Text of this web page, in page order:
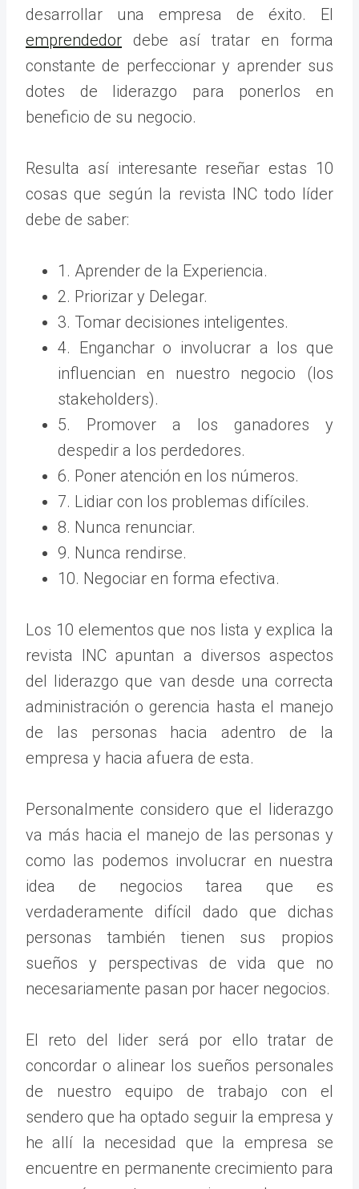
desarrollar una empresa de éxito. El
emprendedor debe así tratar en forma
constante de perfeccionar y aprender sus
dotes de liderazgo para ponerlos en
beneficio de su negocio.
Resulta así interesante reseñar estas 10
cosas que según la revista INC todo líder
debe de saber:
1. Aprender de la Experiencia.
2. Priorizar y Delegar.
3. Tomar decisiones inteligentes.
4. Enganchar o involucrar a los que
influencian en nuestro negocio (los
stakeholders).
5. Promover a los ganadores y
despedir a los perdedores.
6. Poner atención en los números.
7. Lidiar con los problemas difíciles.
8. Nunca renunciar.
9. Nunca rendirse.
10. Negociar en forma efectiva.
Los 10 elementos que nos lista y explica la
revista INC apuntan a diversos aspectos
del liderazgo que van desde una correcta
administración o gerencia hasta el manejo
de las personas hacia adentro de la
empresa y hacia afuera de esta.
Personalmente considero que el liderazgo
va más hacia el manejo de las personas y
como las podemos involucrar en nuestra
idea de negocios tarea que es
verdaderamente difícil dado que dichas
personas también tienen sus propios
sueños y perspectivas de vida que no
necesariamente pasan por hacer negocios.
El reto del lider será por ello tratar de
concordar o alinear los sueños personales
de nuestro equipo de trabajo con el
sendero que ha optado seguir la empresa y
he allí la necesidad que la empresa se
encuentre en permanente crecimiento para